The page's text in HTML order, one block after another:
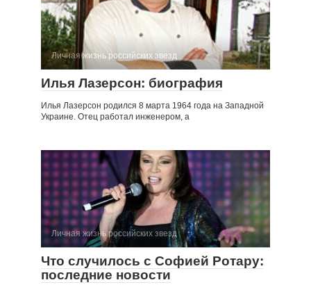
Личная жизнь российских звезд
Илья Лазерсон: биография
Илья Лазерсон родился 8 марта 1964 года на Западной
Украине. Отец работал инженером, а
Личная жизнь российских звезд
Что случилось с Софией Ротару:
последние новости